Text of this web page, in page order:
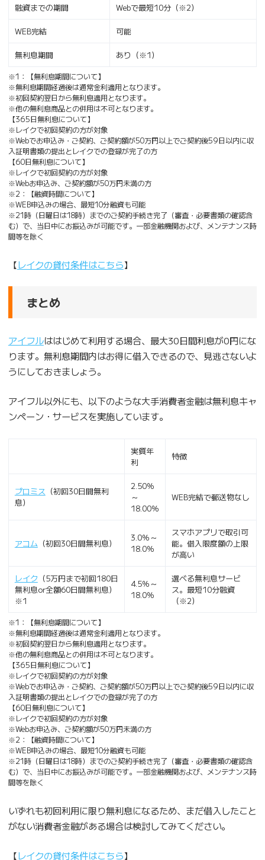
融資までの期間 Webで最短10分（※2）
WEB完結 可能
無利息期間 あり（※1）
※1：【無利息期間について】
※無利息期間経過後は通常金利適用となります。
※初回契約翌日から無利息適用となります。
※他の無利息商品との併用は不可となります。
【365日無利息について】
※レイクで初回契約の方が対象
※Webでお申込み・ご契約、ご契約額が50万円以上でご契約後59日以内に収
入証明書類の提出とレイクでの登録が完了の方
【60日無利息について】
※レイクで初回契約の方が対象
※Webお申込み、ご契約額が50万円未満の方
※2：【融資時間について】
※WEB申込みの場合、最短10分融資も可能
※21時（日曜日は18時）までのご契約手続き完了（審査・必要書類の確認含
む）で、当日中にお振込みが可能です。一部金融機関および、メンテナンス時
間等を除く
【レイクの貸付条件はこちら】
まとめ
アイフルははじめて利用する場合、最大30日間利息が0円にな
ります。無利息期間内はお得に借入できるので、見逃さないよ
うにしておきましょう。
アイフル以外にも、以下のような大手消費者金融は無利息キャ
ンペーン・サービスを実施しています。
実質年
利
特徴
プロミス （初回30日間無利
息）
2.50％
～
18.00％
WEB完結で郵送物なし
アコム （初回30日間無利息）
3.0％～
18.0％
スマホアプリで取引可
能。借入限度額の上限
が高い
レイク （5万円まで初回180日
無利息or全額60日間無利息）
※1
4.5％～
18.0％
選べる無利息サービ
ス。最短10分融資
（※2）
※1：【無利息期間について】
※無利息期間経過後は通常金利適用となります。
※初回契約翌日から無利息適用となります。
※他の無利息商品との併用は不可となります。
【365日無利息について】
※レイクで初回契約の方が対象
※Webでお申込み・ご契約、ご契約額が50万円以上でご契約後59日以内に収
入証明書類の提出とレイクでの登録が完了の方
【60日無利息について】
※レイクで初回契約の方が対象
※Webお申込み、ご契約額が50万円未満の方
※2：【融資時間について】
※WEB申込みの場合、最短10分融資も可能
※21時（日曜日は18時）までのご契約手続き完了（審査・必要書類の確認含
む）で、当日中にお振込みが可能です。一部金融機関および、メンテナンス時
間等を除く
いずれも初回利用に限り無利息になるため、まだ借入したこと
がない消費者金融がある場合は検討してみてください。
【レイクの貸付条件はこちら】